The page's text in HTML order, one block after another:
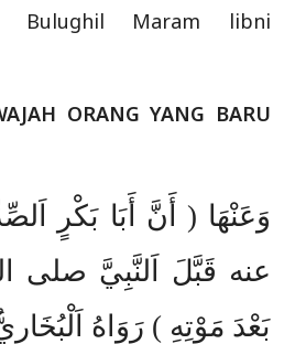
Bulughil Maram libni
ORANG YANG BARU
وَعَنْهَا ( أَنَّ أَبَا بَكْرٍ
عنه قَبَّلَ اَلنَّبِيَّ صلى
بَعْدَ مَوْتِهِ ) رَوَاهُ